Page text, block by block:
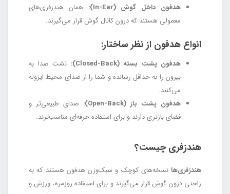
هدفون داخل گوش (In-Ear):
همان هندزفری‌های
معمولی هستند که درون کانال گوش قرار می‌گیرند.
انواع هدفون از نظر ساختار:
هدفون پشت بسته (Closed-Back):
نشت صدا به
بیرون را به حداقل رسانده و شما را از صدای محیط ایزوله
می‌کنند.
هدفون پشت باز (Open-Back):
صدای طبیعی‌تر و
فضای بازتری دارند و برای استفاده حرفه‌ای مناسب‌ترند.
هندزفری چیست؟
هندزفری‌ها نسخه‌های کوچک و سبک‌وزن هدفون هستند که به
راحتی درون گوش قرار می‌گیرند و برای استفاده روزمره، ورزش و